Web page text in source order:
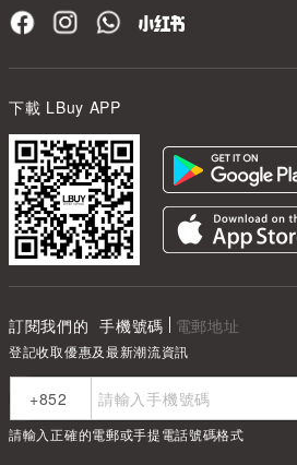
下載 LBuy APP
訂閱我們的 手機號碼 電郵地址
登記收取優惠及最新潮流資訊
請輸入正確的電郵或手提電話號碼格式